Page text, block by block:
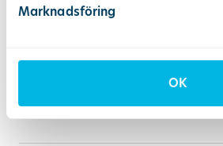
Marknadsföring
OK
rotfyllning